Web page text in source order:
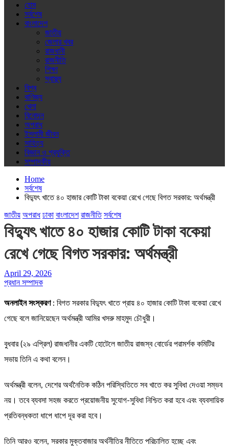
হোম
সর্বশেষ
বাংলাদেশ
জাতীয়
জেলার খবর
রাজধানী
রাজনীতি
শিক্ষা
স্বাস্থ্য
বিশ্ব
বাণিজ্য
খেলা
বিনোদন
অপরাধ
ইসলামী জীবন
সাহিত্য
বিজ্ঞান ও প্রযুক্তি
সম্পাদকীয়
Home
সর্বশেষ
বিদ্যুৎ খাতে ৪০ হাজার কোটি টাকা বকেয়া রেখে গেছে বিগত সরকার: অর্থমন্ত্রী
জাতীয় অপরাধ ঢাকা বাংলাদেশ রাজনীতি সর্বশেষ
বিদ্যুৎ খাতে ৪০ হাজার কোটি টাকা বকেয়া
রেখে গেছে বিগত সরকার: অর্থমন্ত্রী
April 29, 2026
প্রধান সম্পাদক
অনলাইন সংস্করণ : বিগত সরকার বিদ্যুৎ খাতে প্রায় ৪০ হাজার কোটি টাকা বকেয়া রেখে
গেছে বলে জানিয়েছেন অর্থমন্ত্রী আমির খসরু মাহমুদ চৌধুরী।
বুধবার (২৯ এপ্রিল) রাজধানীর একটি হোটেলে জাতীয় রাজস্ব বোর্ডের পরামর্শক কমিটির
সভায় তিনি এ কথা বলেন।
অর্থমন্ত্রী বলেন, দেশের অর্থনৈতিক কঠিন পরিস্থিতিতে সব খাতে কর সুবিধা দেওয়া সম্ভব
নয়। তবে ব্যবসা সহজ করতে প্রয়োজনীয় সুযোগ-সুবিধা নিশ্চিত করা হবে এবং ব্যবসায়িক
প্রতিবন্ধকতা ধাপে ধাপে দূর করা হবে।
তিনি আরও বলেন, সরকার মুক্তবাজার অর্থনীতির নীতিতে পরিচালিত হচ্ছে এবং